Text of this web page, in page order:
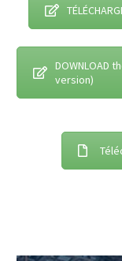
DOWNLOAD
version)